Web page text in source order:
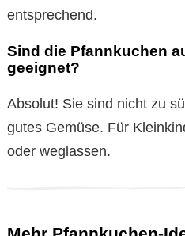
entsprechend.
Sind die Pfannkuchen
geeignet?
Absolut! Sie sind nicht zu
gutes Gemüse. Für
oder weglassen.